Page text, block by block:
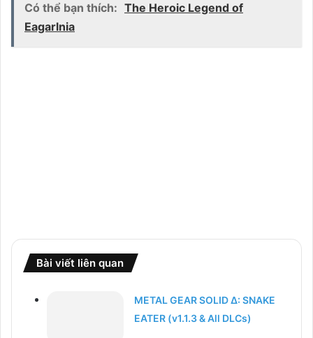
Có thể bạn thích: The Heroic Legend of
Eagarlnia
Bài viết liên quan
METAL GEAR SOLID Δ: SNAKE
EATER (v1.1.3 & All DLCs)